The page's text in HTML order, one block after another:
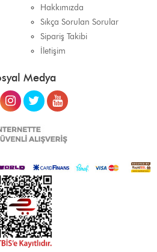
Hakkımızda
Sıkça Sorulan Sorular
Sipariş Takibi
İletişim
Medya